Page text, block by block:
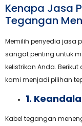
Kenapa Jasa
Tegangan
Memilih penyedia jasa
sangat penting untuk
kelistrikan Anda.
kami menjadi pilihan
1.
Kabel tegangan